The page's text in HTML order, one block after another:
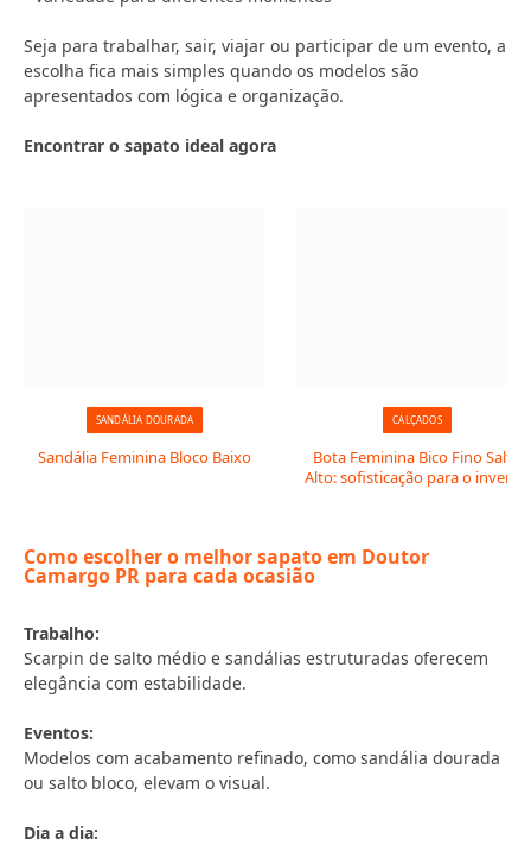
Seja para trabalhar, sair, viajar ou participar de um evento, a
escolha fica mais simples quando os modelos são
apresentados com lógica e organização.
Encontrar o sapato ideal agora
SANDÁLIA DOURADA
Sandália Feminina Bloco Baixo
CALÇADOS
Bota Feminina Bico Fino Salto
Alto: sofisticação para o inverno
Como escolher o melhor sapato em Doutor
Camargo PR para cada ocasião
Trabalho:
Scarpin de salto médio e sandálias estruturadas oferecem
elegância com estabilidade.
Eventos:
Modelos com acabamento refinado, como sandália dourada
ou salto bloco, elevam o visual.
Dia a dia: